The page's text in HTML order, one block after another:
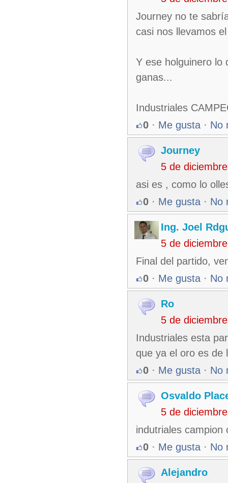
Journey no te
casi nos llevamos
Y ese holguinero lo
ganas...
Industriales
0 · Me gusta · No
Journey
5 de
asi es , como lo
0 · Me gusta · No
Ing. Joel
5 de
Final del partido,
0 · Me gusta · No
Ro
5 de
Industriales esta
que ya el oro es de
0 · Me gusta · No
Osvaldo
5 de
indutriales campion
0 · Me gusta · No
Alejandro